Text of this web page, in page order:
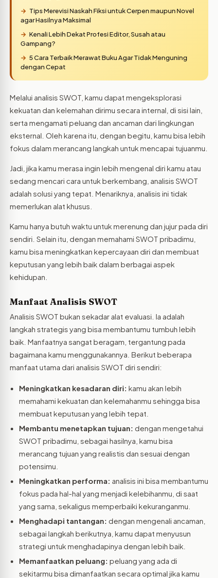
Tips Merevisi Naskah Fiksi untuk Cerpen maupun Novel
agar Hasilnya Maksimal
Kenali Lebih Dekat Profesi Editor, Susah atau
Gampang?
5 Cara Terbaik Merawat Buku Agar Tidak Menguning
dengan Cepat
Melalui analisis SWOT, kamu dapat mengeksplorasi
kekuatan dan kelemahan dirimu secara internal, di sisi lain,
serta mengamati peluang dan ancaman dari lingkungan
eksternal. Oleh karena itu, dengan begitu, kamu bisa lebih
fokus dalam merancang langkah untuk mencapai tujuanmu.
Jadi, jika kamu merasa ingin lebih mengenal diri kamu atau
sedang mencari cara untuk berkembang, analisis SWOT
adalah solusi yang tepat. Menariknya, analisis ini tidak
memerlukan alat khusus.
Kamu hanya butuh waktu untuk merenung dan jujur pada diri
sendiri. Selain itu, dengan memahami SWOT pribadimu,
kamu bisa meningkatkan kepercayaan diri dan membuat
keputusan yang lebih baik dalam berbagai aspek
kehidupan.
Manfaat Analisis SWOT
Analisis SWOT bukan sekadar alat evaluasi. Ia adalah
langkah strategis yang bisa membantumu tumbuh lebih
baik. Manfaatnya sangat beragam, tergantung pada
bagaimana kamu menggunakannya. Berikut beberapa
manfaat utama dari analisis SWOT diri sendiri:
Meningkatkan kesadaran diri: kamu akan lebih
memahami kekuatan dan kelemahanmu sehingga bisa
membuat keputusan yang lebih tepat.
Membantu menetapkan tujuan: dengan mengetahui
SWOT pribadimu, sebagai hasilnya, kamu bisa
merancang tujuan yang realistis dan sesuai dengan
potensimu.
Meningkatkan performa: analisis ini bisa membantumu
fokus pada hal-hal yang menjadi kelebihanmu, di saat
yang sama, sekaligus memperbaiki kekuranganmu.
Menghadapi tantangan: dengan mengenali ancaman,
sebagai langkah berikutnya, kamu dapat menyusun
strategi untuk menghadapinya dengan lebih baik.
Memanfaatkan peluang: peluang yang ada di
sekitarmu bisa dimanfaatkan secara optimal jika kamu